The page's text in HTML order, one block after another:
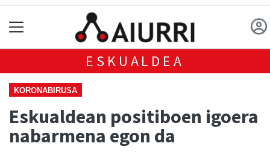
ESKUALDEA
KORONABIRUSA
Eskualdean positiboen igoera
nabarmena egon da